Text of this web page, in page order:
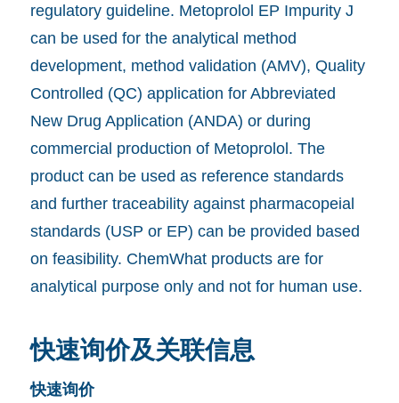
regulatory guideline. Metoprolol EP Impurity J
can be used for the analytical method
development, method validation (AMV), Quality
Controlled (QC) application for Abbreviated
New Drug Application (ANDA) or during
commercial production of Metoprolol. The
product can be used as reference standards
and further traceability against pharmacopeial
standards (USP or EP) can be provided based
on feasibility. ChemWhat products are for
analytical purpose only and not for human use.
快速询价及关联信息
快速询价